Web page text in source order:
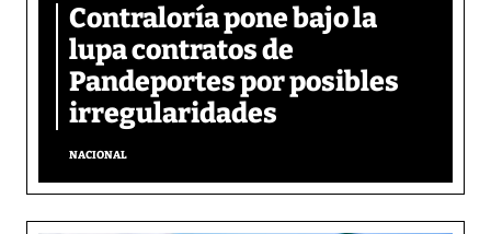
Contraloría pone bajo la
lupa contratos de
Pandeportes por posibles
irregularidades
NACIONAL